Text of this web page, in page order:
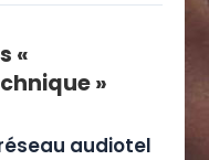
«
»
audiotel